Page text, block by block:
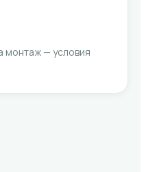
монтаж — условия